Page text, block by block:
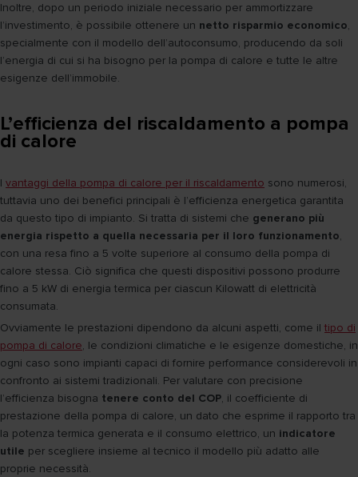
Inoltre, dopo un periodo iniziale necessario per ammortizzare
l’investimento, è possibile ottenere un netto risparmio economico,
specialmente con il modello dell’autoconsumo, producendo da soli
l’energia di cui si ha bisogno per la pompa di calore e tutte le altre
esigenze dell’immobile.
L’efficienza del riscaldamento a pompa
di calore
I vantaggi della pompa di calore per il riscaldamento sono numerosi,
tuttavia uno dei benefici principali è l’efficienza energetica garantita
da questo tipo di impianto. Si tratta di sistemi che generano più
energia rispetto a quella necessaria per il loro funzionamento,
con una resa fino a 5 volte superiore al consumo della pompa di
calore stessa. Ciò significa che questi dispositivi possono produrre
fino a 5 kW di energia termica per ciascun Kilowatt di elettricità
consumata.
Ovviamente le prestazioni dipendono da alcuni aspetti, come il tipo di
pompa di calore, le condizioni climatiche e le esigenze domestiche, in
ogni caso sono impianti capaci di fornire performance considerevoli in
confronto ai sistemi tradizionali. Per valutare con precisione
l’efficienza bisogna tenere conto del COP, il coefficiente di
prestazione della pompa di calore, un dato che esprime il rapporto tra
la potenza termica generata e il consumo elettrico, un indicatore
utile per scegliere insieme al tecnico il modello più adatto alle
proprie necessità.